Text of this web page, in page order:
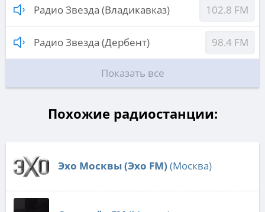
Радио Звезда (Владикавказ) 102.8 FM
Радио Звезда (Дербент) 98.4 FM
Показать все
Похожие радиостанции:
Эхо Москвы (Эхо FM) (Москва)